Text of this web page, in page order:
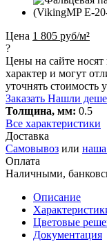
Цена 1 805 руб/м²
?
Цены на сайте
характер и могут
уточнять стоимость
Заказать Нашли
Толщина, мм: 0.5
Все характеристики
Доставка
Самовывоз или наша
Оплата
Наличными,
Описание
Цветовые
Документация